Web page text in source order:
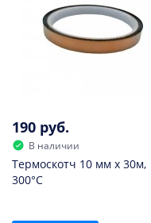
190 руб.
В наличии
Термоскотч 10 мм х 30м,
300°С